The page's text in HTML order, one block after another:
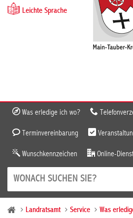
Leichte Sprache
Was erledige ich wo?
Terminvereinbarung
Wunschkennzeichen Online-
Landratsamt Service Was